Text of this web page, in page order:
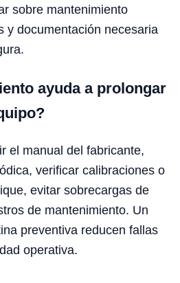
sobre mantenimiento
y documentación necesaria
ayuda a prolongar
el manual del fabricante,
verificar calibraciones o
evitar sobrecargas de
de mantenimiento. Un
preventiva reducen fallas
operativa.